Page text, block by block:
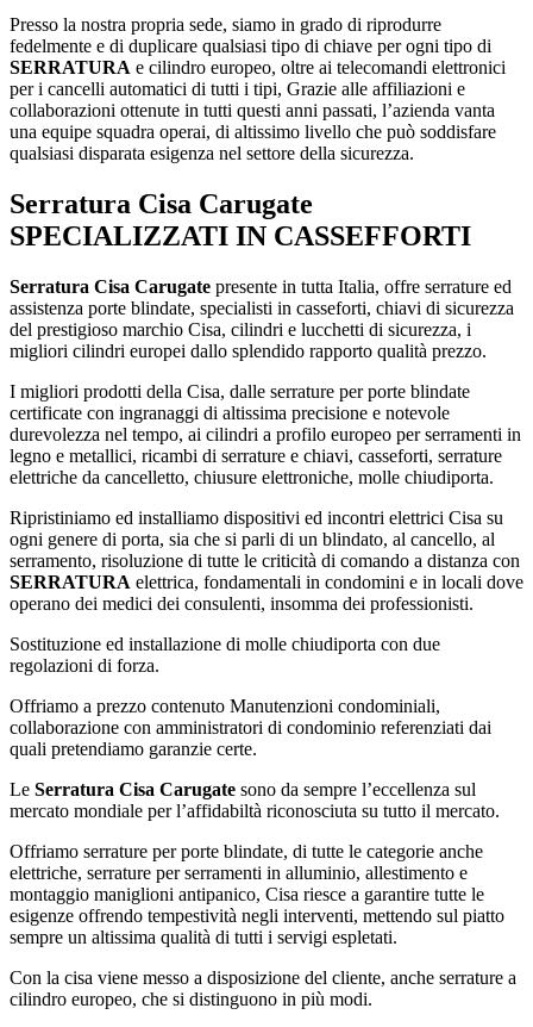
Presso la nostra propria sede, siamo in grado di riprodurre
fedelmente e di duplicare qualsiasi tipo di chiave per ogni tipo di
SERRATURA e cilindro europeo, oltre ai telecomandi elettronici
per i cancelli automatici di tutti i tipi, Grazie alle affiliazioni e
collaborazioni ottenute in tutti questi anni passati, l’azienda vanta
una equipe squadra operai, di altissimo livello che può soddisfare
qualsiasi disparata esigenza nel settore della sicurezza.
Serratura Cisa Carugate
SPECIALIZZATI IN CASSEFFORTI
Serratura Cisa Carugate presente in tutta Italia, offre serrature ed
assistenza porte blindate, specialisti in casseforti, chiavi di sicurezza
del prestigioso marchio Cisa, cilindri e lucchetti di sicurezza, i
migliori cilindri europei dallo splendido rapporto qualità prezzo.
I migliori prodotti della Cisa, dalle serrature per porte blindate
certificate con ingranaggi di altissima precisione e notevole
durevolezza nel tempo, ai cilindri a profilo europeo per serramenti in
legno e metallici, ricambi di serrature e chiavi, casseforti, serrature
elettriche da cancelletto, chiusure elettroniche, molle chiudiporta.
Ripristiniamo ed installiamo dispositivi ed incontri elettrici Cisa su
ogni genere di porta, sia che si parli di un blindato, al cancello, al
serramento, risoluzione di tutte le criticità di comando a distanza con
SERRATURA elettrica, fondamentali in condomini e in locali dove
operano dei medici dei consulenti, insomma dei professionisti.
Sostituzione ed installazione di molle chiudiporta con due
regolazioni di forza.
Offriamo a prezzo contenuto Manutenzioni condominiali,
collaborazione con amministratori di condominio referenziati dai
quali pretendiamo garanzie certe.
Le Serratura Cisa Carugate sono da sempre l’eccellenza sul
mercato mondiale per l’affidabiltà riconosciuta su tutto il mercato.
Offriamo serrature per porte blindate, di tutte le categorie anche
elettriche, serrature per serramenti in alluminio, allestimento e
montaggio maniglioni antipanico, Cisa riesce a garantire tutte le
esigenze offrendo tempestività negli interventi, mettendo sul piatto
sempre un altissima qualità di tutti i servigi espletati.
Con la cisa viene messo a disposizione del cliente, anche serrature a
cilindro europeo, che si distinguono in più modi.